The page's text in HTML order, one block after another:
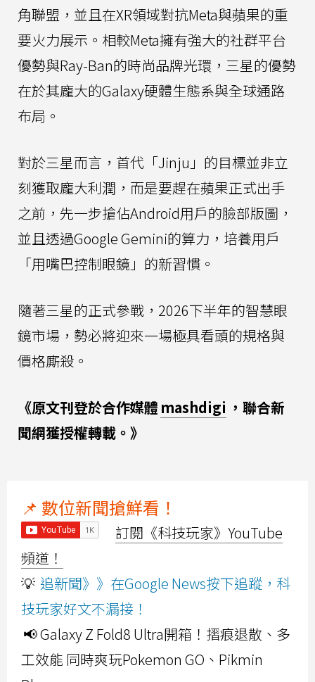
角聯盟，並且在XR領域對抗Meta與蘋果的重
要火力展示。相較Meta擁有強大的社群平台
優勢與Ray-Ban的時尚品牌光環，三星的優勢
在於其龐大的Galaxy硬體生態系與全球通路
布局。
對於三星而言，首代「Jinju」的目標並非立
刻獲取龐大利潤，而是要趕在蘋果正式出手
之前，先一步搶佔Android用戶的臉部版圖，
並且透過Google Gemini的算力，培養用戶
「用嘴巴控制眼鏡」的新習慣。
隨著三星的正式參戰，2026下半年的智慧眼
鏡市場，勢必將迎來一場極具看頭的規格與
價格廝殺。
《原文刊登於合作媒體 mashdigi ，聯合新
聞網獲授權轉載。》
📌 數位新聞搶鮮看！
訂閱《科技玩家》YouTube
頻道！
💡 追新聞》》在Google News按下追蹤，科
技玩家好文不漏接！
📢 Galaxy Z Fold8 Ultra開箱！摺痕退散、多
工效能 同時爽玩Pokemon GO、Pikmin